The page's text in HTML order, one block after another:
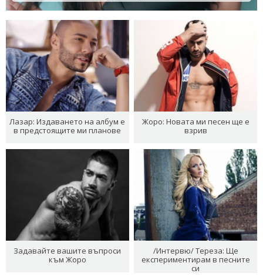
Лазар: Издаването на албум е
в предстоящите ми планове
Жоро: Новата ми песен ще е
взрив
Задавайте вашите въпроси
към Жоро
/Интервю/ Тереза: Ще
експериментирам в песните
си